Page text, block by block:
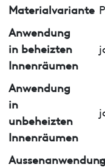
Materialvariante
Anwendung
in beheizten
Innenräumen
Anwendung
in
unbeheizten
Innenräumen